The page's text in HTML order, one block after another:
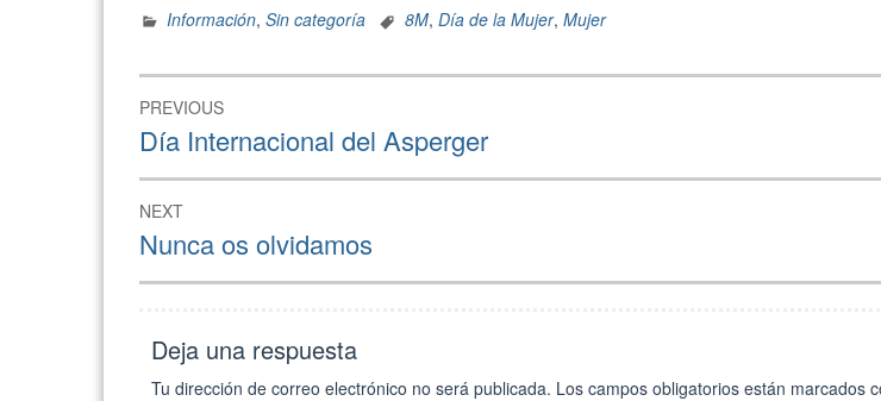
Información, Sin categoría 8M, Día de la Mujer, Mujer
PREVIOUS
Día Internacional del Asperger
NEXT
Nunca os olvidamos
Deja una respuesta
Tu dirección de correo electrónico no será publicada. Los campos obligatorios están marcados